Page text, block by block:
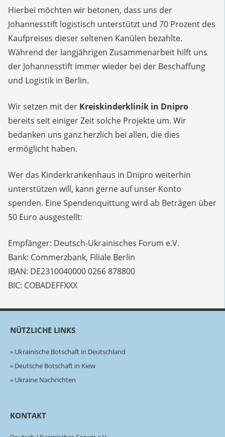
Hierbei möchten wir betonen, dass uns der
Johannesstift logistisch unterstützt und 70 Prozent des
Kaufpreises dieser seltenen Kanülen bezahlte.
Während der langjährigen Zusammenarbeit hilft uns
der Johannesstift immer wieder bei der Beschaffung
und Logistik in Berlin.
Wir setzen mit der Kreiskinderklinik in Dnipro
bereits seit einiger Zeit solche Projekte um. Wir
bedanken uns ganz herzlich bei allen, die dies
ermöglicht haben.
Wer das Kinderkrankenhaus in Dnipro weiterhin
unterstützen will, kann gerne auf unser Konto
spenden. Eine Spendenquittung wird ab Beträgen über
50 Euro ausgestellt:
Empfänger: Deutsch-Ukrainisches Forum e.V.
Bank: Commerzbank, Filiale Berlin
IBAN: DE2310040000 0266 878800
BIC: COBADEFFXXX
NÜTZLICHE LINKS
Ukrainische Botschaft in Deutschland
Deutsche Botschaft in Kiew
Ukraine Nachrichten
KONTAKT